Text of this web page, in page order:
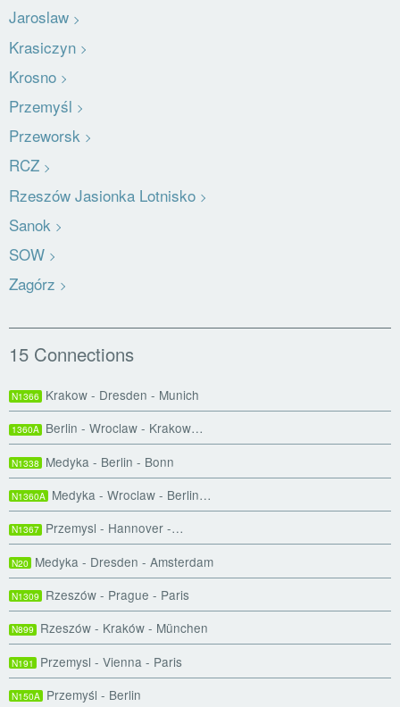
Jaroslaw
Krasiczyn
Krosno
Przemyśl
Przeworsk
RCZ
Rzeszów Jasionka Lotnisko
Sanok
SOW
Zagórz
15 Connections
N1366 Krakow - Dresden - Munich
1360A Berlin - Wroclaw - Krakow…
N1338 Medyka - Berlin - Bonn
N1360A Medyka - Wroclaw - Berlin…
N1367 Przemysl - Hannover -…
N20 Medyka - Dresden - Amsterdam
N1309 Rzeszów - Prague - Paris
N899 Rzeszów - Kraków - München
N191 Przemysl - Vienna - Paris
N150A Przemyśl - Berlin